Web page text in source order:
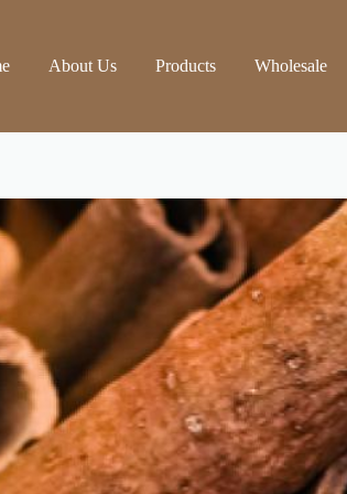
About Us Products Wholesale